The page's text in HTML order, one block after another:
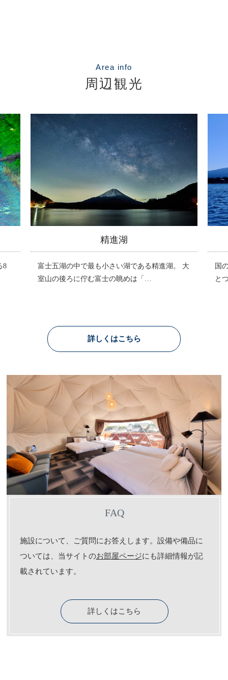
Area info
周辺観光
大
河口湖
国の名勝地に指定されている「富士五湖」のひ
とつ。世界遺産になった富士山をはじめ、…
忍
か
詳しくはこちら
FAQ
施設について、ご質問にお答えします。設備や備品に
ついては、当サイトのお部屋ページにも詳細情報が記
載されています。
詳しくはこちら